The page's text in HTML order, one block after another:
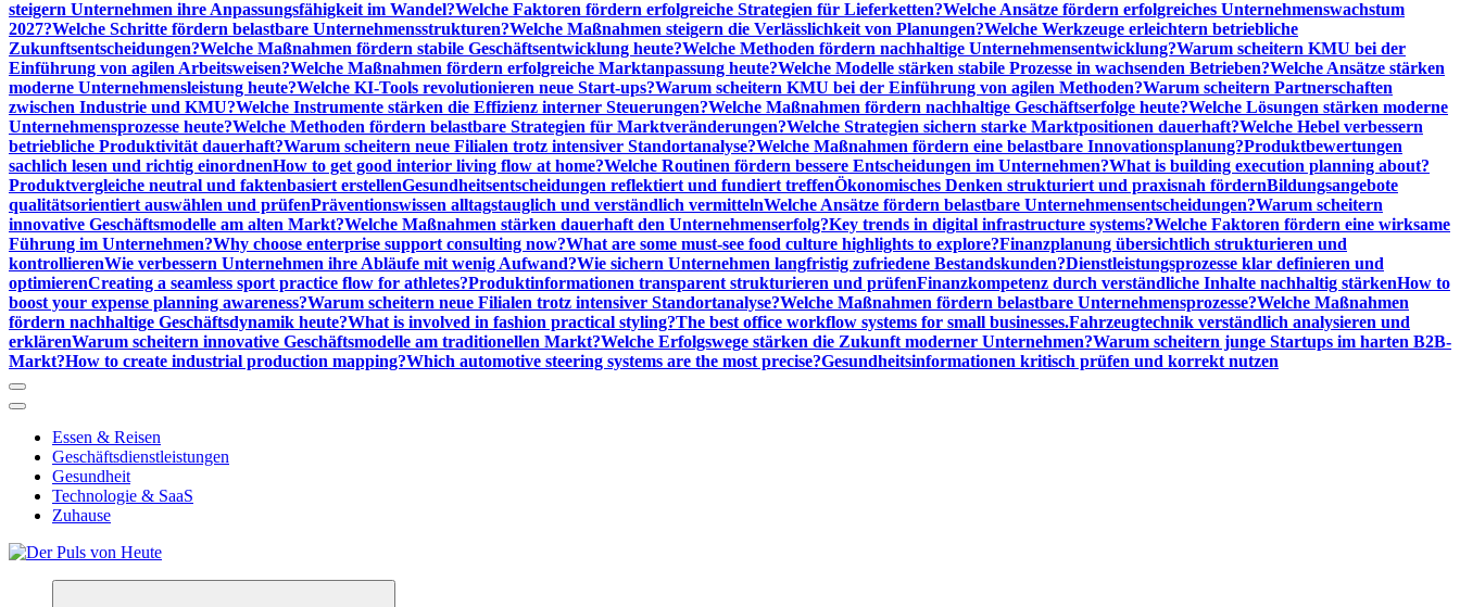
steigern Unternehmen ihre Anpassungsfähigkeit im Wandel?Welche Faktoren fördern erfolgreiche Strategien für Lieferketten?Welche Ansätze fördern erfolgreiches Unternehmenswachstum
2027?Welche Schritte fördern belastbare Unternehmensstrukturen?Welche Maßnahmen steigern die Verlässlichkeit von Planungen?Welche Werkzeuge erleichtern betriebliche
Zukunftsentscheidungen?Welche Maßnahmen fördern stabile Geschäftsentwicklung heute?Welche Methoden fördern nachhaltige Unternehmensentwicklung?Warum scheitern KMU bei der
Einführung von agilen Arbeitsweisen?Welche Maßnahmen fördern erfolgreiche Marktanpassung heute?Welche Modelle stärken stabile Prozesse in wachsenden Betrieben?Welche Ansätze stärken
moderne Unternehmensleistung heute?Welche KI-Tools revolutionieren neue Start-ups?Warum scheitern KMU bei der Einführung von agilen Methoden?Warum scheitern Partnerschaften
zwischen Industrie und KMU?Welche Instrumente stärken die Effizienz interner Steuerungen?Welche Maßnahmen fördern nachhaltige Geschäftserfolge heute?Welche Lösungen stärken moderne
Unternehmensprozesse heute?Welche Methoden fördern belastbare Strategien für Marktveränderungen?Welche Strategien sichern starke Marktpositionen dauerhaft?Welche Hebel verbessern
betriebliche Produktivität dauerhaft?Warum scheitern neue Filialen trotz intensiver Standortanalyse?Welche Maßnahmen fördern eine belastbare Innovationsplanung?Produktbewertungen
sachlich lesen und richtig einordnenHow to get good interior living flow at home?Welche Routinen fördern bessere Entscheidungen im Unternehmen?What is building execution planning about?
Produktvergleiche neutral und faktenbasiert erstellenGesundheitsentscheidungen reflektiert und fundiert treffenÖkonomisches Denken strukturiert und praxisnah fördernBildungsangebote
qualitätsorientiert auswählen und prüfenPräventionswissen alltagstauglich und verständlich vermittelnWelche Ansätze fördern belastbare Unternehmensentscheidungen?Warum scheitern
innovative Geschäftsmodelle am alten Markt?Welche Maßnahmen stärken dauerhaft den Unternehmenserfolg?Key trends in digital infrastructure systems?Welche Faktoren fördern eine wirksame
Führung im Unternehmen?Why choose enterprise support consulting now?What are some must-see food culture highlights to explore?Finanzplanung übersichtlich strukturieren und
kontrollierenWie verbessern Unternehmen ihre Abläufe mit wenig Aufwand?Wie sichern Unternehmen langfristig zufriedene Bestandskunden?Dienstleistungsprozesse klar definieren und
optimierenCreating a seamless sport practice flow for athletes?Produktinformationen transparent strukturieren und prüfenFinanzkompetenz durch verständliche Inhalte nachhaltig stärkenHow to
boost your expense planning awareness?Warum scheitern neue Filialen trotz intensiver Standortanalyse?Welche Maßnahmen fördern belastbare Unternehmensprozesse?Welche Maßnahmen
fördern nachhaltige Geschäftsdynamik heute?What is involved in fashion practical styling?The best office workflow systems for small businesses.Fahrzeugtechnik verständlich analysieren und
erklärenWarum scheitern innovative Geschäftsmodelle am traditionellen Markt?Welche Erfolgswege stärken die Zukunft moderner Unternehmen?Warum scheitern junge Startups im harten B2B-
Markt?How to create industrial production mapping?Which automotive steering systems are the most precise?Gesundheitsinformationen kritisch prüfen und korrekt nutzen
Essen & Reisen
Geschäftsdienstleistungen
Gesundheit
Technologie & SaaS
Zuhause
Meldungen die Resonanz finden